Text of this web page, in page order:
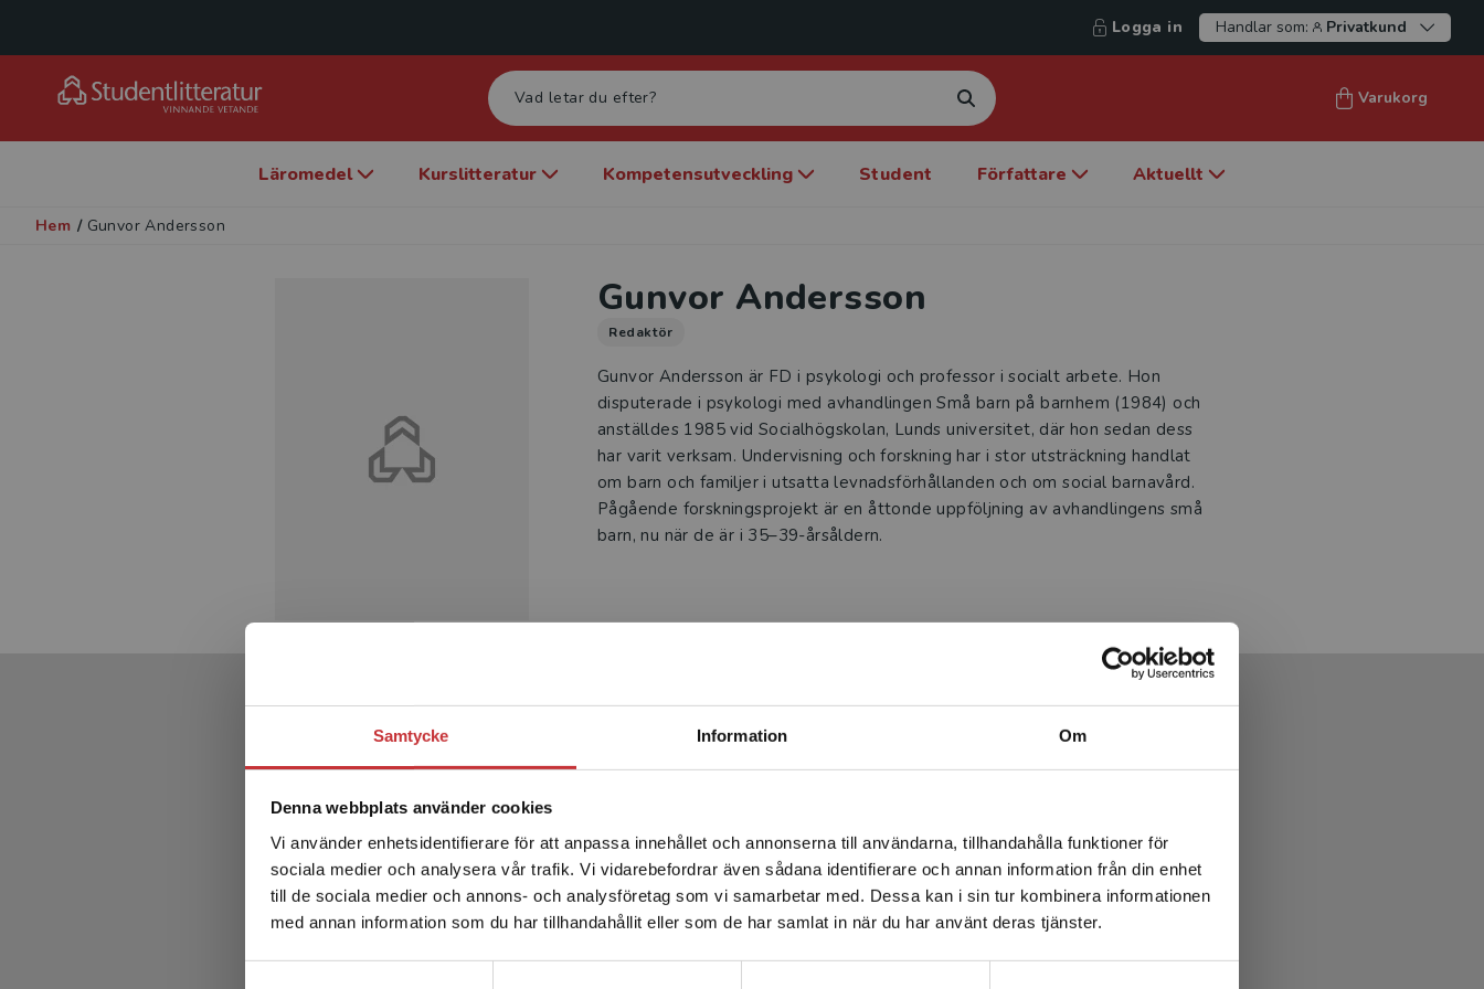
Samtycke Information Om
Denna webbplats använder cookies
Vi använder enhetsidentifierare för att anpassa innehållet och annonserna till användarna, tillhandahålla funktioner för
sociala medier och analysera vår trafik. Vi vidarebefordrar även sådana identifierare och annan information från din enhet
till de sociala medier och annons- och analysföretag som vi samarbetar med. Dessa kan i sin tur kombinera informationen
med annan information som du har tillhandahållit eller som de har samlat in när du har använt deras tjänster.
Begränsad fraktregion
Det verkar som att du besöker studentlitteratur.se via en
enhet utanför Sverige. Vi erbjuder inte leveranser utanför
Sverige. För att kunna slutföra ett köp måste
leveransadressen vara i Sverige.Läs mer
Logga in Handlar som: Privatkund
Varukorg
Läromedel Kurslitteratur Kompetensutveckling Student Författare Aktuellt
Hem / Gunvor Andersson
Gunvor Andersson
Redaktör
Gunvor Andersson är FD i psykologi och professor i socialt arbete. Hon
disputerade i psykologi med avhandlingen Små barn på barnhem (1984) och
anställdes 1985 vid Socialhögskolan, Lunds universitet, där hon sedan dess
har varit verksam. Undervisning och forskning har i stor utsträckning handlat
om barn och familjer i utsatta levnadsförhållanden och om social barnavård.
Pågående forskningsprojekt är en åttonde uppföljning av avhandlingens små
barn, nu när de är i 35–39-årsåldern.
Produkter